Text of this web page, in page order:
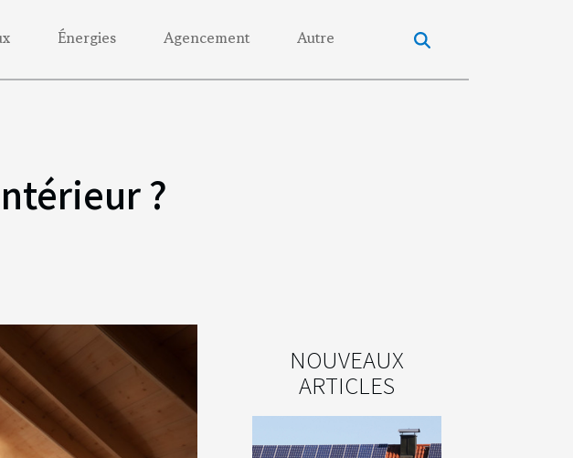
Énergies Agencement Autre
?
NOUVEAUX
ARTICLES